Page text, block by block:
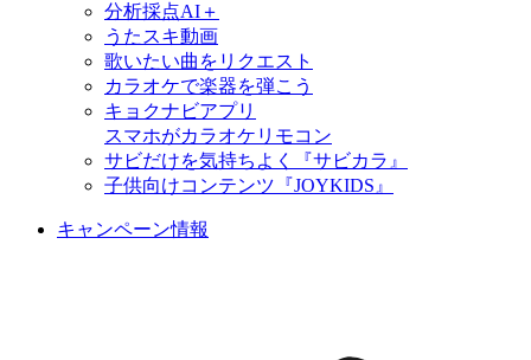
分析採点AI＋
うたスキ動画
歌いたい曲をリクエスト
カラオケで楽器を弾こう
キョクナビアプリ
スマホがカラオケリモコン
サビだけを気持ちよく『サビカラ』
子供向けコンテンツ『JOYKIDS』
キャンペーン情報